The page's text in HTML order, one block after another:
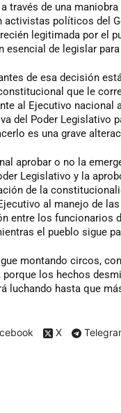
través de una
activistas políticos del
legitimada por el
esencial de legislar
de esa decisión
que le
al Ejecutivo
del Poder Legislativo
es una grave
aprobar o no la
Legislativo y la
de la
al manejo de
entre los funcionarios
el pueblo sigue
montando circos,
los hechos
luchando hasta que
X